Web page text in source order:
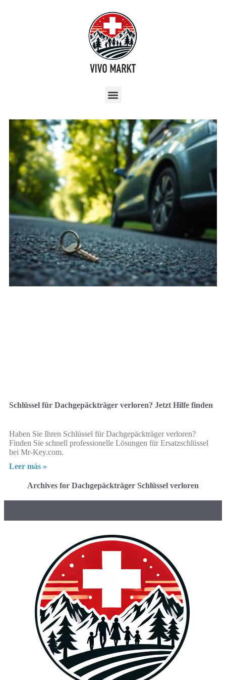
Schlüssel für Dachgepäckträger verloren? Jetzt Hilfe finden
Haben Sie Ihren Schlüssel für Dachgepäckträger verloren?
Finden Sie schnell professionelle Lösungen für Ersatzschlüssel
bei Mr-Key.com.
Leer más »
Archives for Dachgepäckträger Schlüssel verloren